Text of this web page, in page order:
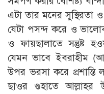
এটা তার মনের সুস্থিরতা ও
যেটা পসন্দ করে ও
ও ফায়ছালাতে সন্তুষ্ট
যেমন ভাবে ইবরাহীম
উপর ভরসা করে প্রশান্তি
ছাওর গুহাতে আল্লাহর